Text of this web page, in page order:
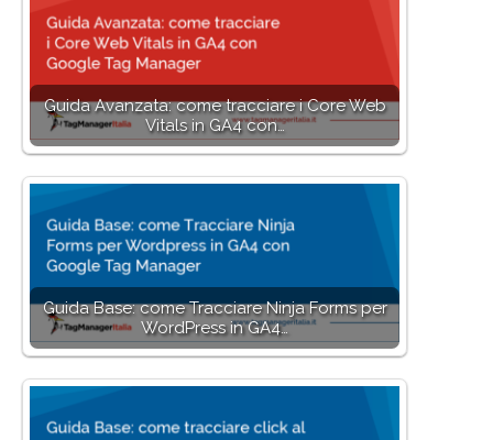
Guida Avanzata: come tracciare i Core Web
Vitals in GA4 con…
Guida Base: come Tracciare Ninja Forms per
WordPress in GA4…